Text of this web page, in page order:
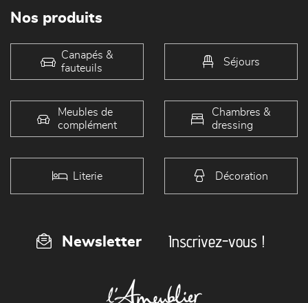
Nos produits
Canapés &
fauteuils
Séjours
Meubles de
complément
Chambres &
dressing
Literie Décoration
Newsletter Inscrivez-vous !